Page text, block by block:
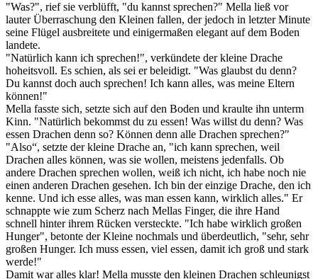
"Was?", rief sie verblüfft, "du kannst sprechen?" Mella ließ vor
lauter Überraschung den Kleinen fallen, der jedoch in letzter Minute
seine Flügel ausbreitete und einigermaßen elegant auf dem Boden
landete.
"Natürlich kann ich sprechen!", verkündete der kleine Drache
hoheitsvoll. Es schien, als sei er beleidigt. "Was glaubst du denn?
Du kannst doch auch sprechen! Ich kann alles, was meine Eltern
können!"
Mella fasste sich, setzte sich auf den Boden und kraulte ihn unterm
Kinn. "Natürlich bekommst du zu essen! Was willst du denn? Was
essen Drachen denn so? Können denn alle Drachen sprechen?"
"Also“, setzte der kleine Drache an, "ich kann sprechen, weil
Drachen alles können, was sie wollen, meistens jedenfalls. Ob
andere Drachen sprechen wollen, weiß ich nicht, ich habe noch nie
einen anderen Drachen gesehen. Ich bin der einzige Drache, den ich
kenne. Und ich esse alles, was man essen kann, wirklich alles." Er
schnappte wie zum Scherz nach Mellas Finger, die ihre Hand
schnell hinter ihrem Rücken versteckte. "Ich habe wirklich großen
Hunger", betonte der Kleine nochmals und überdeutlich, "sehr, sehr
großen Hunger. Ich muss essen, viel essen, damit ich groß und stark
werde!"
Damit war alles klar! Mella musste den kleinen Drachen schleunigst